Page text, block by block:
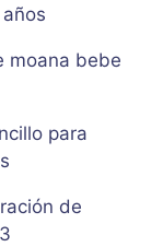
moana bebe
para
de